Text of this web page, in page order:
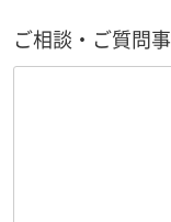
ご相談・ご質問